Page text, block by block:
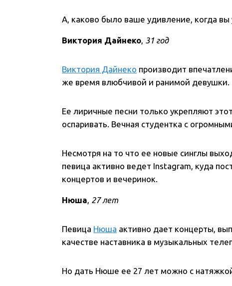
А, каково было ваше удивление, когда
Виктория Дайнеко, 31 год
Виктория Дайнеко производит
же время влюбчивой и ранимой девушки.
Ее лиричные песни только укрепляют
оспаривать. Вечная студентка с
Несмотря на то что ее новые синглы
певица активно ведет Instagram, куда
концертов и вечеринок.
Нюша, 27 лет
Певица Нюша активно дает концерты,
качестве наставника в музыкальных
Но дать Нюше ее 27 лет можно с